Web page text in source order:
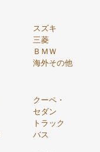
スズキ
三菱
ＢＭＷ
海外その他
クーペ・
セダン
トラック
バス